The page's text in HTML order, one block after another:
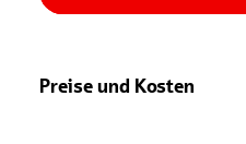
Preise und Kosten